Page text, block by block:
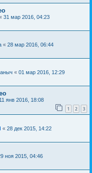
31 мар 2016, 04:23
« 28 мар 2016, 06:44
« 01 мар 2016, 12:29
янв 2016, 18:08
1 2 3
« 28 дек 2015, 14:22
ноя 2015, 04:46